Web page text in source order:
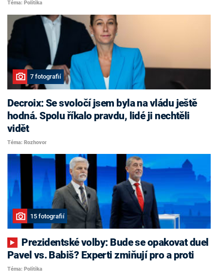
Téma: Politika
7 fotografií
Decroix: Se svoločí jsem byla na vládu ještě
hodná. Spolu říkalo pravdu, lidé ji nechtěli
vidět
Téma: Rozhovor
15 fotografií
Pavel vs. Babiš? Experti zmiňují pro a proti
Téma: Politika